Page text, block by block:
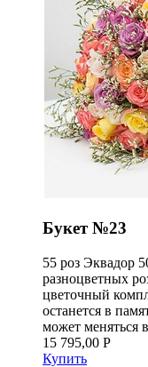
Букет №23
55 роз Эквадор
разноцветных
цветочный
останется в
может меняться
15 795,00 Р
Купить